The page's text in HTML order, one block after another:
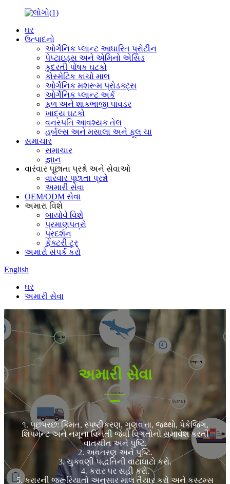
ઘર
ઉત્પાદનો
ઓર્ગેનિક પ્લાન્ટ આધારિત પ્રોટીન
પેપ્ટાઇડ્સ અને એમિનો એસિડ
કુદરતી પોષક ઘટકો
કોસ્મેટિક કાચો માલ
ઓર્ગેનિક મશરૂમ પ્રોડક્ટ્સ
ઓર્ગેનિક પ્લાન્ટ અર્ક
ફળ અને શાકભાજી પાવડર
ખાદ્ય ઘટકો
વનસ્પતિ આવશ્યક તેલ
હર્બલ્સ અને મસાલા અને ફૂલ ચા
સમાચાર
સમાચાર
જ્ઞાન
વારંવાર પૂછાતા પ્રશ્નો અને સેવાઓ
વારંવાર પૂછાતા પ્રશ્નો
અમારી સેવા
OEM/ODM સેવા
અમારા વિશે
બાયોવે વિશે
પ્રમાણપત્રો
પ્રદર્શન
ફેક્ટરી ટૂર
અમારો સંપર્ક કરો
English
ઘર
અમારી સેવા
અમારી સેવા
૧. પૂછપરછ: કિંમત, સ્પષ્ટીકરણ, ગુણવત્તા, જથ્થો, પેકેજિંગ,
શિપમેન્ટ અને નમૂના વિનંતી જેવી વિગતોનો સમાવેશ કરતી
વાતચીત અને પુષ્ટિ.
2. અવતરણ અને પુષ્ટિ.
3. ચુકવણી પદ્ધતિની વાટાઘાટો કરો.
4. કરાર પર સહી કરો.
5. કરારની જરૂરિયાતો અનુસાર માલ તૈયાર કરો અને કસ્ટમ્સ